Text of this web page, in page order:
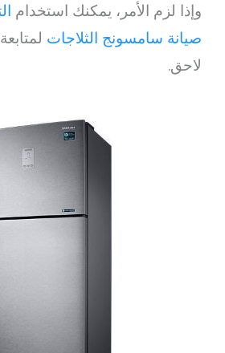
وإذا لزم الأمر، يمكنك استخدام
صيانة سامسونج الثلاجات
لاحق.